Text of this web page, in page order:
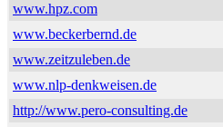
www.hpz.com
www.beckerbernd.de
www.zeitzuleben.de
www.nlp-denkweisen.de
http://www.pero-consulting.de